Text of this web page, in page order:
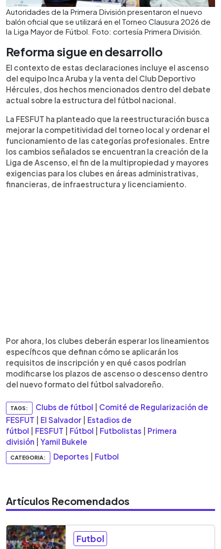
Autoridades de la Primera División presentaron el nuevo
balón oficial que se utilizará en el Torneo Clausura 2026 de
la Liga Mayor de Fútbol. Foto: cortesía Primera División.
Reforma sigue en desarrollo
El contexto de estas declaraciones incluye el ascenso
del equipo Inca Aruba y la venta del Club Deportivo
Hércules, dos hechos mencionados dentro del debate
actual sobre la estructura del fútbol nacional.
La FESFUT ha planteado que la reestructuración busca
mejorar la competitividad del torneo local y ordenar el
funcionamiento de las categorías profesionales. Entre
los cambios señalados se encuentran la creación de la
Liga de Ascenso, el fin de la multipropiedad y mayores
exigencias para los clubes en áreas administrativas,
financieras, de infraestructura y licenciamiento.
Por ahora, los clubes deberán esperar los lineamientos
específicos que definan cómo se aplicarán los
requisitos de inscripción y en qué casos podrían
modificarse los plazos de ascenso o descenso dentro
del nuevo formato del fútbol salvadoreño.
TAGS: Clubs de fútbol
Comité de Regularización de
FESFUT
El Salvador
Estadios de
fútbol
FESFUT Fútbol Futbolistas
Primera
división
Yamil Bukele
CATEGORIA: Deportes Futbol
Artículos Recomendados
Futbol